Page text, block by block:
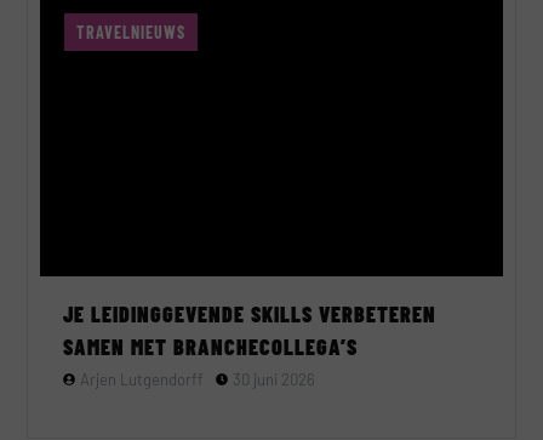
TRAVELNIEUWS
JE LEIDINGGEVENDE SKILLS VERBETEREN
SAMEN MET BRANCHECOLLEGA’S
Arjen Lutgendorff 30 juni 2026